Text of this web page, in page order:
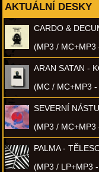
AKTUÁLNÍ DESKY
CARDO &
(MP3 / MC+MP3
ARAN SATAN -
(MC / MC+MP3
SEVERNÍ
(MP3 / MC+MP3
PALMA -
(MP3 / LP+MP3